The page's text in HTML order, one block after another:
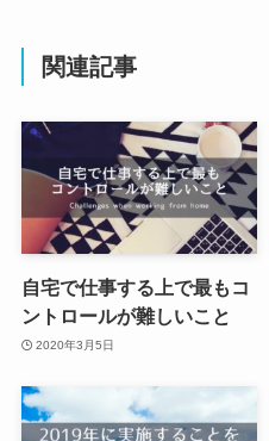
関連記事
自宅で仕事する上で最もコ
ントロールが難しいこと
2020年3月5日